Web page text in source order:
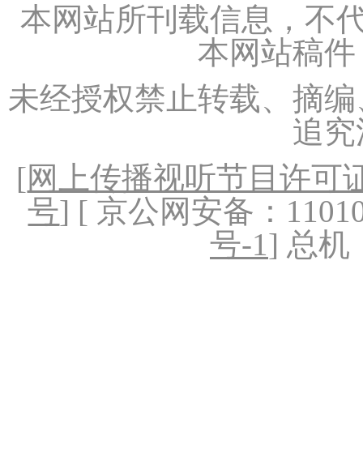
本网站所刊载信息，不
本网站稿
未经授权禁止转载、摘
追
[网上传播视听节目许可
号] [ 京公网安备：
号-1] 总机